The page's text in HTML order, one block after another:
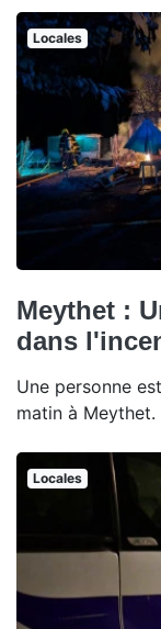
Locales
Meythet :
dans
Une personne
matin à Meythet.
Locales